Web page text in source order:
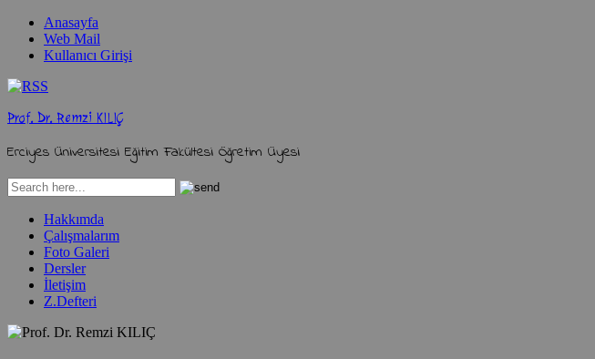
Anasayfa
Web Mail
Kullanıcı Girişi
Prof. Dr. Remzi KILIÇ
Erciyes Üniversitesi Eğitim Fakültesi Öğretim Üyesi
Hakkımda
Çalışmalarım
Foto Galeri
Dersler
İletişim
Z.Defteri